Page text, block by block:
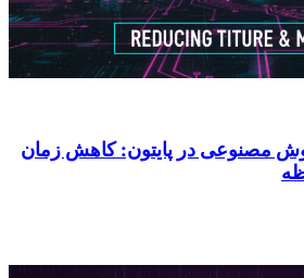
مصنوعی در پایتون: کاهش زمان